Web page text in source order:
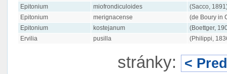
Epitonium
miofrondiculoides
(Sacco,
Epitonium
merignacense
(de Boury in
Epitonium
kostejanum
(Boettger,
Ervilia
pusilla (Philippi,
stránky: < Pred